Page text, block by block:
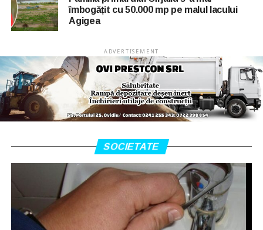
îmbogățit cu 50.000 mp pe malul lacului
Agigea
ADVERTISEMENT
SOCIETATE